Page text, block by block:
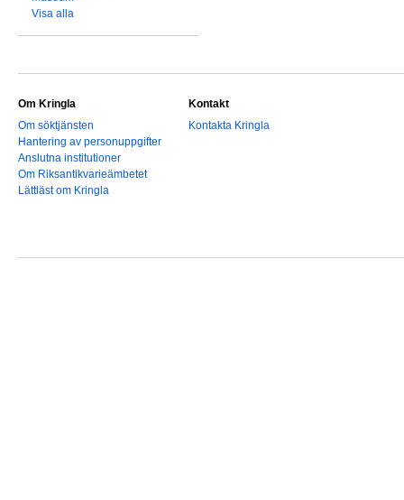
Visa alla
Om Kringla
Om söktjänsten
Hantering av personuppgifter
Anslutna institutioner
Om Riksantikvarieämbetet
Lättläst om Kringla
Kontakt
Kontakta Kringla